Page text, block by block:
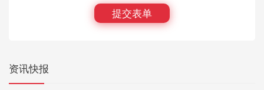
提交表单
资讯快报